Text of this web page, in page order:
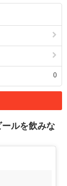
0
ールを飲みな